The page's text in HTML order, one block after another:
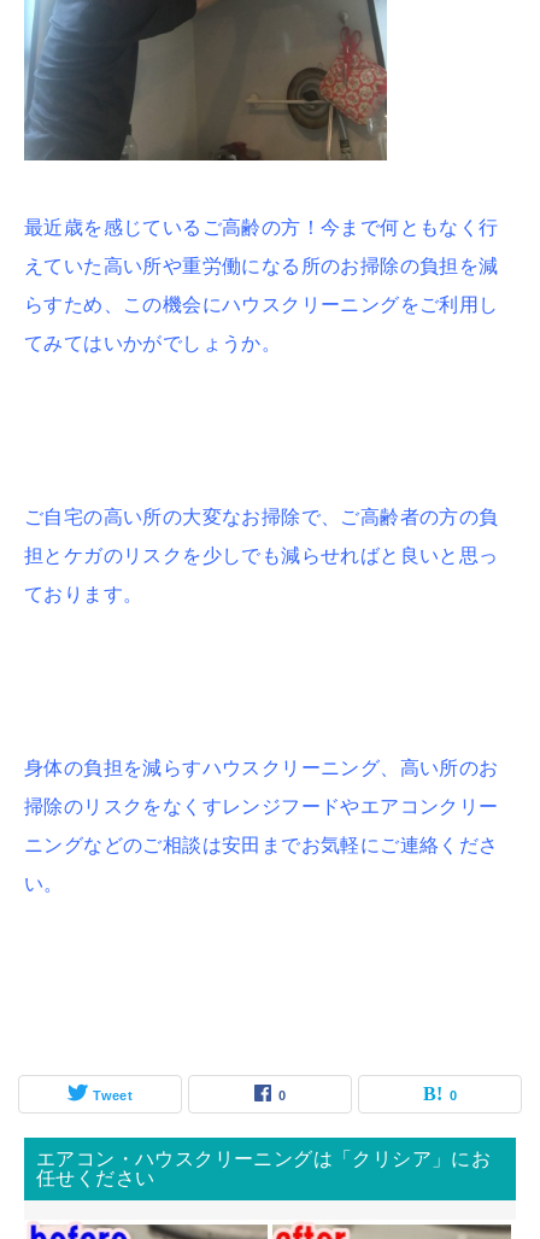
最近歳を感じているご高齢の方！今まで何ともなく行
えていた高い所や重労働になる所のお掃除の負担を減
らすため、この機会にハウスクリーニングをご利用し
てみてはいかがでしょうか。
ご自宅の高い所の大変なお掃除で、ご高齢者の方の負
担とケガのリスクを少しでも減らせればと良いと思っ
ております。
身体の負担を減らすハウスクリーニング、高い所のお
掃除のリスクをなくすレンジフードやエアコンクリー
ニングなどのご相談は安田までお気軽にご連絡くださ
い。
Tweet 0 0
エアコン・ハウスクリーニングは「クリシア」にお
任せください